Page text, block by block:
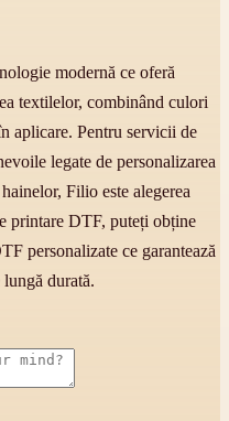
modernă ce oferă
textilelor, combinând culori
aplicare. Pentru servicii de
legate de personalizarea
Filio este alegerea
printare DTF, puteți obține
personalizate ce garantează
durată.